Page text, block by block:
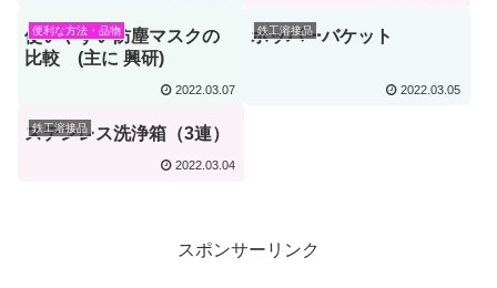
便利な方法・品物
使いやすい防塵マスクの
比較 (主に 興研)
2022.03.07
鉄工溶接品
ホッパーバケット
2022.03.05
鉄工溶接品
ステンレス洗浄箱（3連）
2022.03.04
スポンサーリンク